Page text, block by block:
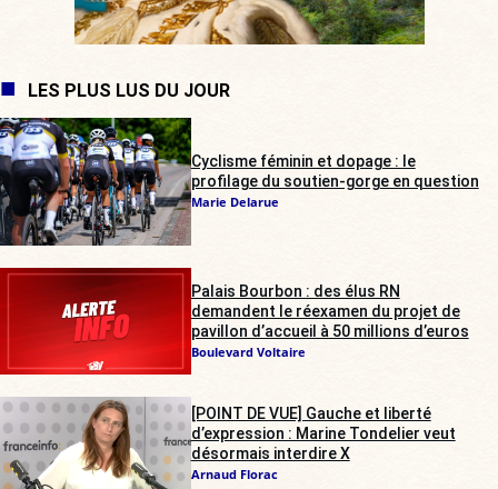
LES PLUS LUS DU JOUR
Cyclisme féminin et dopage : le
profilage du soutien-gorge en question
Marie Delarue
Palais Bourbon : des élus RN
demandent le réexamen du projet de
pavillon d’accueil à 50 millions d’euros
Boulevard Voltaire
[POINT DE VUE] Gauche et liberté
d’expression : Marine Tondelier veut
désormais interdire X
Arnaud Florac